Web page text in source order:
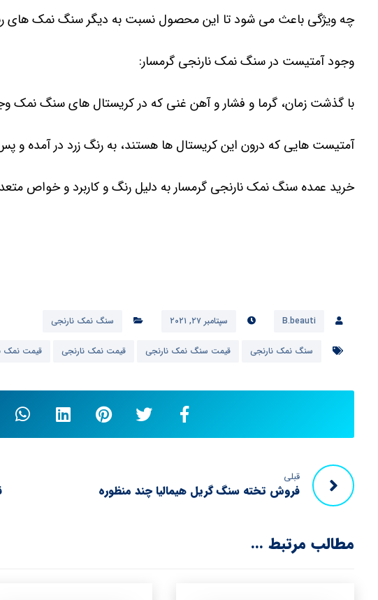
چه ویژگی باعث می شود تا این محصول نسبت به دیگر سنگ نمک های
وجود آمتیست در سنگ نمک نارنجی گرمسار:
با گذشت زمان، گرما و فشار و آهن غنی که در کریستال های سنگ نمک
آمتیست هایی که درون این کریستال ها هستند، به رنگ زرد در آمده و
خرید عمده سنگ نمک نارنجی گرمسار به دلیل رنگ و کاربرد و خواص
B.beauti سپتامبر ۲۷, ۲۰۲۱ سنگ نمک نارنجی
سنگ نمک نارنجی قیمت سنگ نمک نارنجی قیمت نمک نارنجی قیمت نمک
قبلی
فروش تخته سنگ گریل هیمالیا چند منظوره
مطالب مرتبط ...